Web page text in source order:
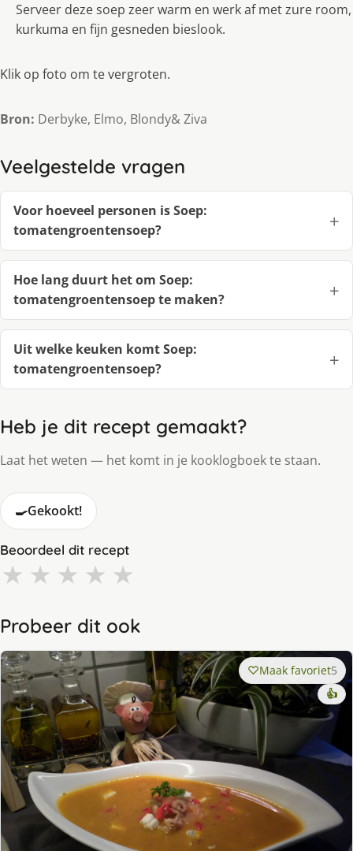
Serveer deze soep zeer warm en werk af met zure room,
kurkuma en fijn gesneden bieslook.
Klik op foto om te vergroten.
Bron: Derbyke, Elmo, Blondy& Ziva
Veelgestelde vragen
Voor hoeveel personen is Soep:
tomatengroentensoep?
Hoe lang duurt het om Soep:
tomatengroentensoep te maken?
Uit welke keuken komt Soep:
tomatengroentensoep?
Heb je dit recept gemaakt?
Laat het weten — het komt in je kooklogboek te staan.
🍳Gekookt!
Beoordeel dit recept
★ ★ ★ ★ ★
Probeer dit ook
Maak favoriet5
👍